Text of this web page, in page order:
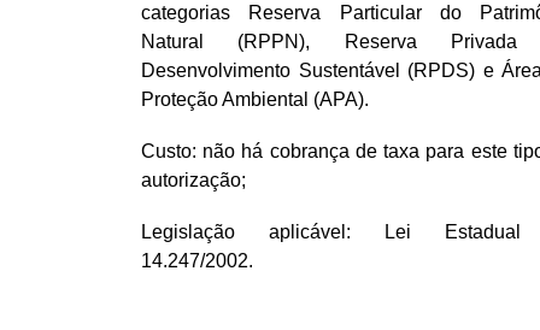
categorias Reserva Particular do
Natural (RPPN), Reserva Privada
Desenvolvimento Sustentável (RPDS) e
Proteção Ambiental (APA).
Custo: não há cobrança de taxa para este
autorização;
Legislação aplicável: Lei
14.247/2002.